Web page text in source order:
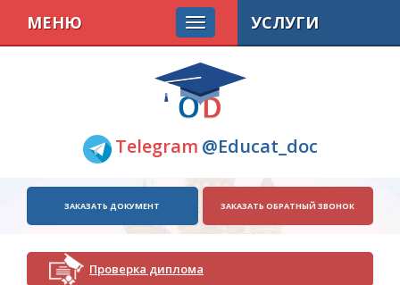
Telegram @Educat_doc
МЕНЮ
ЗАКАЗАТЬ ДОКУМЕНТ ЗАКАЗАТЬ ОБРАТНЫЙ ЗВОНОК
Проверка диплома
УСЛУГИ